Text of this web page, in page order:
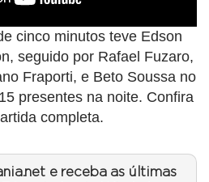
cinco minutos teve Edson
seguido por Rafael Fuzaro,
Fraporti, e Beto Soussa no
presentes na noite. Confira
completa.
e receba as últimas